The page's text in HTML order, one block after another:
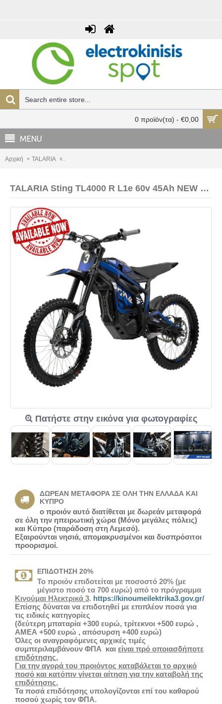
0 προϊόν(τα) - €0,00
MENU
Αρχική TALARIA TALARIA Sting TL4000 R L1e 60v 45Ah NEW Model
TALARIA Sting TL4000 R L1e 60v 45Ah NEW Model Street Legal
Πατήστε στην εικόνα για φωτογραφίες
ΔΩΡΕΆΝ ΜΕΤΑΦΟΡΆ ΣΕ ΌΛΗ ΤΗΝ ΕΛΛΆΔΑ ΚΑΙ
ΚΎΠΡΟ
ο προιόν αυτό διατίθεται με δωρεάν μεταφορά
σε όλη την ηπειρωτική χώρα (Μόνο μεγάλες πόλεις)
και Κύπρο (παράδοση στη Λεμεσό).
Εξαιρούνται νησιά, απομακρυσμένοι και δυσπρόσιτοι
προορισμοί.
ΕΠΙΔΌΤΗΣΗ 20%
Το προιόν επιδοτείται με ποσοστό 20% (με
μέγιστο ποσό τα 700 ευρώ) από το πρόγραμμα
Κινούμαι Ηλεκτρικά 3. https://kinoumeilektrika3.gov.gr/
Επίσης δύναται να επιδοτηθεί με επιπλέον ποσά για
τις ειδικές κατηγορίες
(δεύτερη μπαταρία +300 ευρώ, τρίτεκνοι +500 ευρώ ,
ΑΜΕΑ +500 ευρώ , απόσυρση +400 ευρώ)
Όλες οι αναγραφόμενες αρχικές τιμές
συμπεριλαμβάνουν ΦΠΑ και είναι πρό οποιασδήποτε
επιδότησης.
Για την αγορά του προιόντος καταβάλεται το αρχικό
ποσό και κατόπιν γίνεται αίτηση για την καταβολή της
επιδότησης.
Τα ποσά επιδότησης υπολογίζονται επί του καθαρού
ποσού χωρίς τον ΦΠΑ.